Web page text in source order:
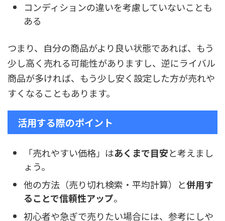
コンディションの違いを考慮していないことも
ある
つまり、自分の商品がより良い状態であれば、もう
少し高く売れる可能性がありますし、逆にライバル
商品が多ければ、もう少し安く設定した方が売れや
すくなることもあります。
活用する際のポイント
「売れやすい価格」はあくまで目安と考えまし
ょう。
他の方法（売り切れ検索・平均計算）と併用す
ることで信頼性アップ。
初心者や急ぎで売りたい場合には、参考にしや